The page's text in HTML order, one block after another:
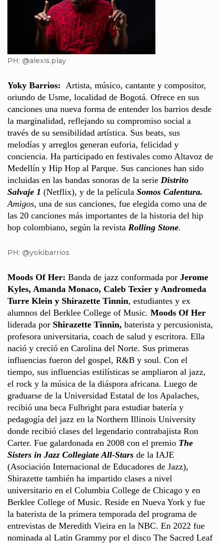
PH: @alexis.play
Yoky Barrios: Artista, músico, cantante y compositor,
oriundo de Usme, localidad de Bogotá. Ofrece en sus
canciones una nueva forma de entender los barrios desde
la marginalidad, reflejando su compromiso social a
través de su sensibilidad artística. Sus beats, sus
melodías y arreglos generan euforia, felicidad y
conciencia. Ha participado en festivales como Altavoz de
Medellín y Hip Hop al Parque. Sus canciones han sido
incluidas en las bandas sonoras de la serie Distrito
Salvaje 1 (Netflix), y de la película Somos Calentura.
Amigos, una de sus canciones, fue elegida como una de
las 20 canciones más importantes de la historia del hip
hop colombiano, según la revista Rolling Stone.
PH: @yokibarrios
Moods Of Her: Banda de jazz conformada por Jerome
Kyles, Amanda Monaco, Caleb Texier y Andromeda
Turre Klein y Shirazette Tinnin, estudiantes y ex
alumnos del Berklee College of Music. Moods Of Her
liderada por Shirazette Tinnin, baterista y percusionista,
profesora universitaria, coach de salud y escritora. Ella
nació y creció en Carolina del Norte. Sus primeras
influencias fueron del gospel, R&B y soul. Con el
tiempo, sus influencias estilísticas se ampliaron al jazz,
el rock y la música de la diáspora africana. Luego de
graduarse de la Universidad Estatal de los Apalaches,
recibió una beca Fulbright para estudiar batería y
pedagogía del jazz en la Northern Illinois University
donde recibió clases del legendario contrabajista Ron
Carter. Fue galardonada en 2008 con el premio The
Sisters in Jazz Collegiate All-Stars de la IAJE
(Asociación Internacional de Educadores de Jazz),
Shirazette también ha impartido clases a nivel
universitario en el Columbia College de Chicago y en
Berklee College of Music. Reside en Nueva York y fue
la baterista de la primera temporada del programa de
entrevistas de Meredith Vieira en la NBC. En 2022 fue
nominada al Latin Grammy por el disco The Sacred Leaf